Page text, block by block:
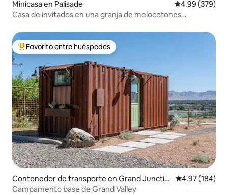
Minicasa en Palisade Calificación
4.99 (379)
Casa de invitados en una granja de melocotones
Favorito entre huéspedes preferido
Favorito entre huéspedes
Contenedor de transporte en Grand Junctio
n
Calificación
4.97 (184)
Campamento base de Grand Valley